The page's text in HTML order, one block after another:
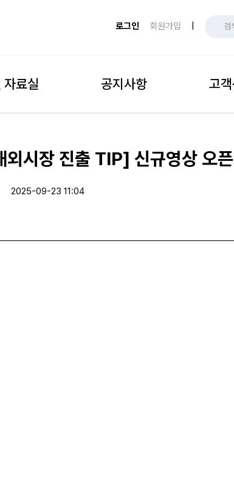
로그인 회원가입
자료실 공지사항 고
시장 진출 TIP] 신규영상 오
2025-09-23 11:04